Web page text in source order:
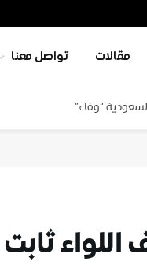
مقالات تواصل معنا
“وفاء”
ثابت